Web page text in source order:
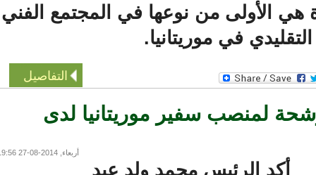
الأولى من نوعها في المجتمع الفني
في موريتانيا.
التفاصيل
لمنصب سفير موريتانيا لدى
أربعاء, 2014-08-27 19:56
أكد الرئيس محمد ولد عبد